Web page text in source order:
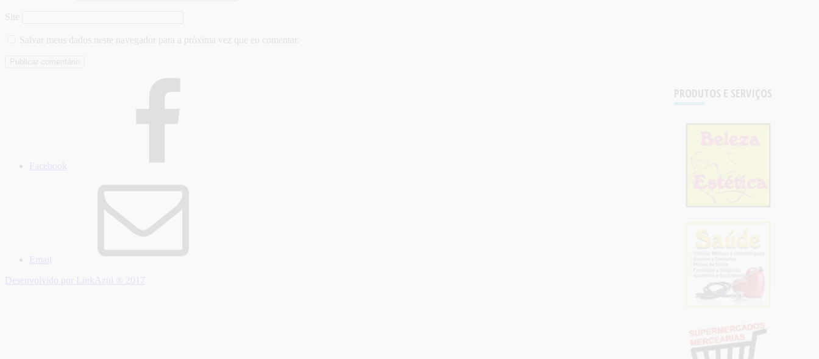
Site
Salvar meus dados neste navegador para a próxima vez que eu comentar.
PRODUTOS E SERVIÇOS
Facebook
Email
Desenvolvido por LinkAzul ® 2017